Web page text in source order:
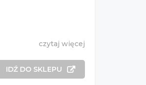
czytaj więcej
IDŹ DO SKLEPU